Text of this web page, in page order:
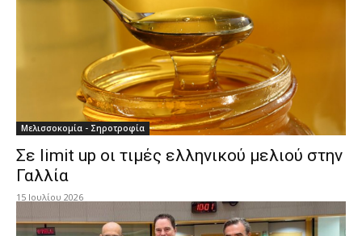
Μελισσοκομία - Σηροτροφία
Σε limit up οι τιμές ελληνικού μελιού στην
Γαλλία
15 Ιουλίου 2026